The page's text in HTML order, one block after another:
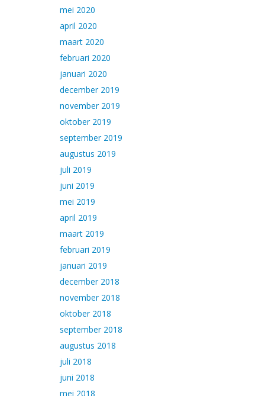
mei 2020
april 2020
maart 2020
februari 2020
januari 2020
december 2019
november 2019
oktober 2019
september 2019
augustus 2019
juli 2019
juni 2019
mei 2019
april 2019
maart 2019
februari 2019
januari 2019
december 2018
november 2018
oktober 2018
september 2018
augustus 2018
juli 2018
juni 2018
mei 2018